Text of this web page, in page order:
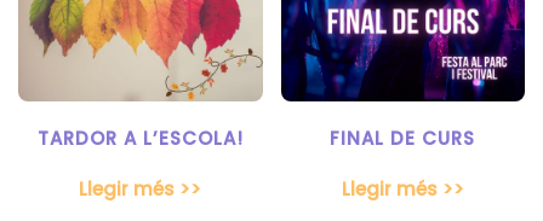
TARDOR A L’ESCOLA!
Llegir més >>
FINAL DE CURS
Llegir més >>